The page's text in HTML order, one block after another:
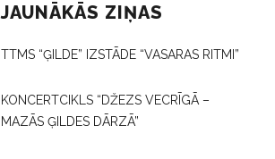
JAUNĀKĀS ZIŅAS
TTMS “ĢILDE” IZSTĀDE “VASARAS RITMI”
KONCERTCIKLS “DŽEZS VECRĪGĀ –
MAZĀS ĢILDES DĀRZĀ”